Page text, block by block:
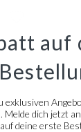
auf
exklusiven
dich jetzt
deine erste